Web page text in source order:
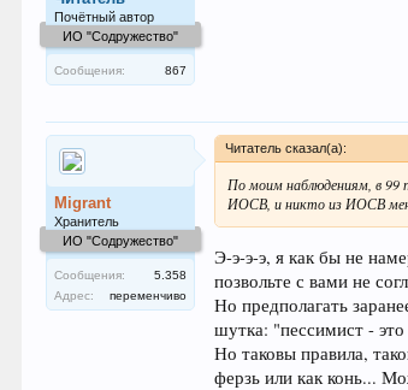
Почётный автор
ИО "Содружество"
Сообщения: 867
Migrant
Хранитель
ИО "Содружество"
Сообщения:
5.358
Адрес:
переменчиво
Читатель сказал(а):
По моим наблюдениям, в 99
ИОСВ, и никто из ИОСВ
Э-э-э-э, я как бы не
позвольте с вами не
Но предполагать
шутка: "пессимист -
Но таковы правила,
ферзь или как конь...